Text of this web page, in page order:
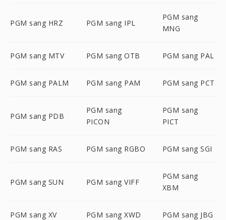
PGM sang HRZ PGM sang IPL
PGM sang
MNG
PGM sang MTV PGM sang OTB PGM sang PAL
PGM sang PALM PGM sang PAM PGM sang PCT
PGM sang PDB
PGM sang
PICON
PGM sang
PICT
PGM sang RAS PGM sang RGBO PGM sang SGI
PGM sang SUN PGM sang VIFF
PGM sang
XBM
PGM sang XV PGM sang XWD PGM sang JBG